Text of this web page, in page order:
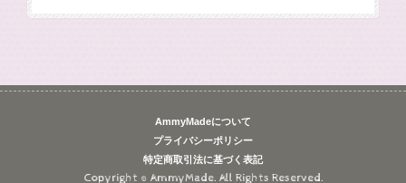
AmmyMadeについて
プライバシーポリシー
特定商取引法に基づく表記
Copyright © AmmyMade. All Rights Reserved.